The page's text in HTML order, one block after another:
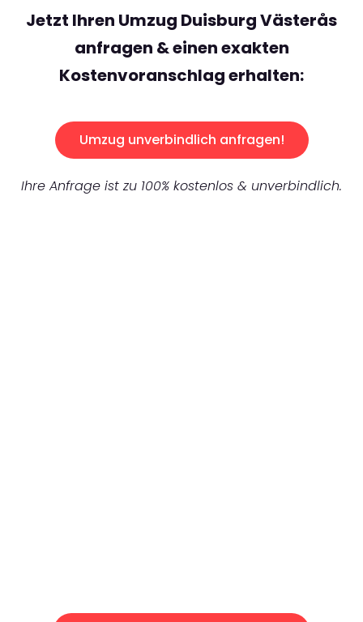
Jetzt Ihren Umzug Duisburg Västerås
anfragen & einen exakten
Kostenvoranschlag erhalten:
Umzug unverbindlich anfragen!
Ihre Anfrage ist zu 100% kostenlos & unverbindlich.